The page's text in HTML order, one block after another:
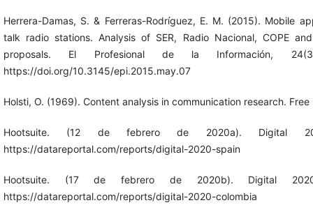
Herrera-Damas, S. & Ferreras-Rodríguez, E. M. (2015). Mobile
talk radio stations. Analysis of SER, Radio Nacional, COPE and
proposals. El Profesional de la Información,
https://doi.org/10.3145/epi.2015.may.07
Holsti, O. (1969). Content analysis in communication research. Free
Hootsuite. (12 de febrero de 2020a). Digital
https://datareportal.com/reports/digital-2020-spain
Hootsuite. (17 de febrero de 2020b). Digital 2020
https://datareportal.com/reports/digital-2020-colombia